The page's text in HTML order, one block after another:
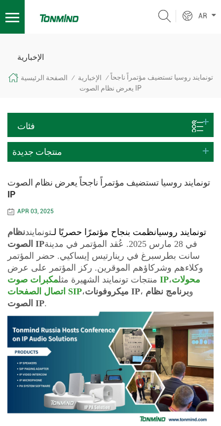
AR
الإخبارية
الصفحة الرئيسية / الإخبارية / تونمايند روسيا تستضيف مؤتمراً ناجحاً
يعرض نظام الصوت IP
فئات
منتجات جديدة
تونمايند روسيا تستضيف مؤتمراً ناجحاً يعرض نظام الصوت
IP
APR 03, 2025
تونمايند روسيانظمت بنجاح مؤتمرًا حصريًا لـتونمايندنظام
الصوت IPفي 28 مارس 2025. عُقد المؤتمر في مدينة
سانت بطرسبرغ في رينارتيس إيساكيي. حضر المؤتمر
وكلاءهم وشركاؤهم الموقرين. ركز المؤتمر على عرض
منتجات تونمايند الشهيرة مثل مكبرات صوت IP،محولات
اتصال الصفحات SIP، ميكروفونات IP ، وبرنامج نظام
الصوت IP.